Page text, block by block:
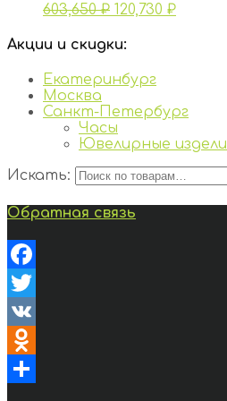
603,650₽ 120,730 ₽
Акции и скидки:
Екатеринбург
Москва
Санкт-Петербург
Часы
Ювелирные
Искать:
Обратная связь
Facebook
Twitter
VK
Odnoklassniki